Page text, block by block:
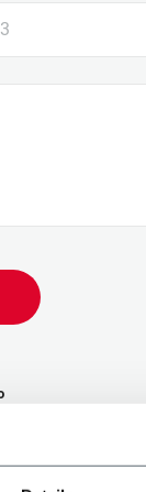
di contattare
tuoi dati personali –
– per le